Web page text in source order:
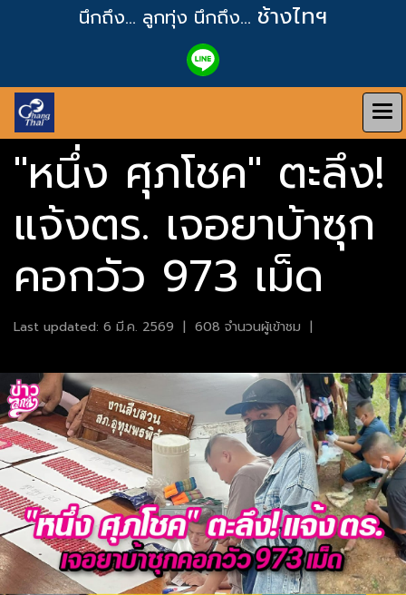
นึกถึง... ลูกทุ่ง นึกถึง... ช้างไทฯ
"หนึ่ง ศุภโชค" ตะลึง!
แจ้งตร. เจอยาบ้าซุก
คอกวัว 973 เม็ด
Last updated: 6 มี.ค. 2569 | 608 จำนวนผู้เข้าชม |